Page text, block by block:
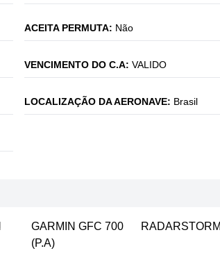
ACEITA PERMUTA: Não
VENCIMENTO DO C.A: VALIDO
LOCALIZAÇÃO DA AERONAVE: Brasil
GARMIN GFC 700
(P.A)
RADAR